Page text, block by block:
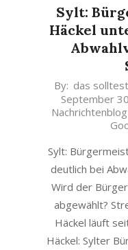
Sylt:
Häckel
2024-
30
By: das
September
Sylt:
deutlich bei
Wird der
abgewählt?
Häckel läuft
Häckel: Sylter